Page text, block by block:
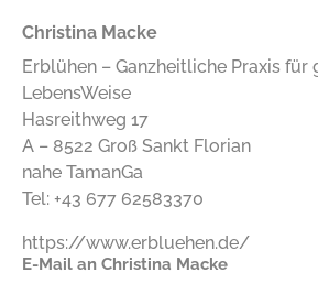
Christina Macke
Erblühen – Ganzheitliche Praxis für
LebensWeise
Hasreithweg 17
A – 8522 Groß Sankt Florian
nahe TamanGa
Tel: +43 677 62583370
https://www.erbluehen.de/
E-Mail an Christina Macke